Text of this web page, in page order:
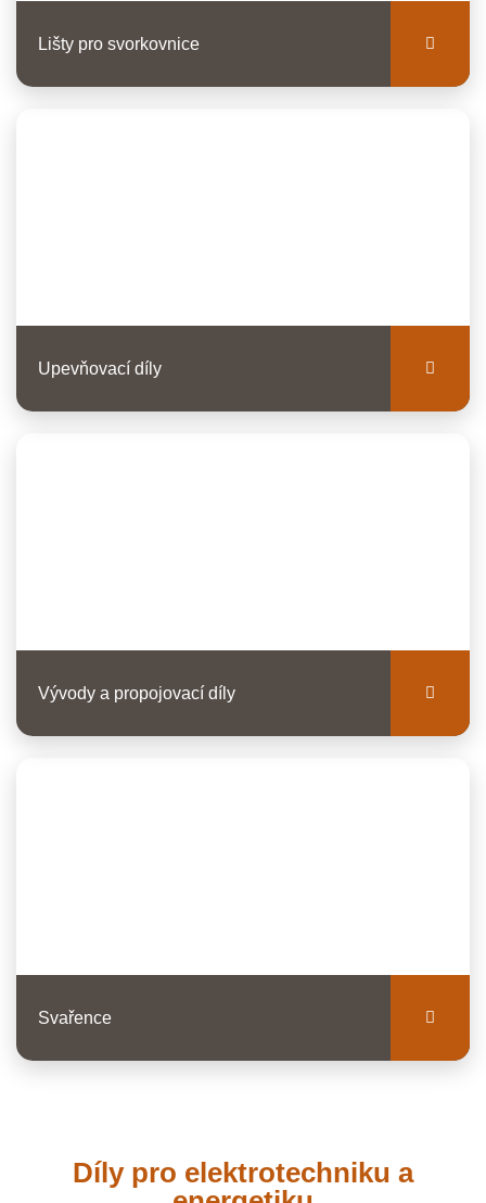
Lišty pro svorkovnice
Upevňovací díly
Vývody a propojovací díly
Svařence
Díly pro elektrotechniku a